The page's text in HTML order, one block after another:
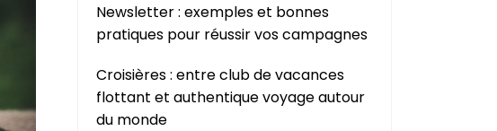
Newsletter : exemples et bonnes
pratiques pour réussir vos campagnes
Croisières : entre club de vacances
flottant et authentique voyage autour
du monde